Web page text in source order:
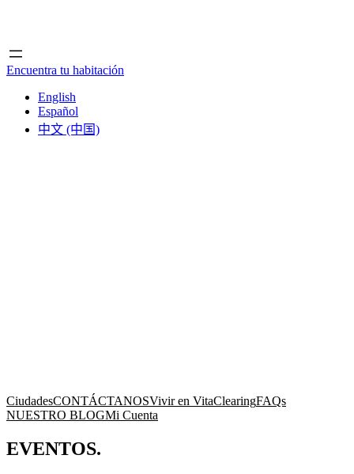
Encuentra tu habitación
English
Español
中文 (中国)
CiudadesCONTÁCTANOSVivir en VitaClearingFAQs
NUESTRO BLOGMi Cuenta
EVENTOS.